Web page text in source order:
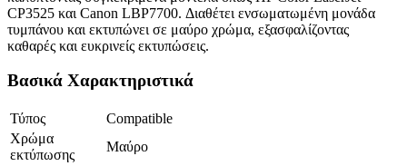
CP3525 και Canon LBP7700. Διαθέτει ενσωματωμένη μονάδα
τυμπάνου και εκτυπώνει σε μαύρο χρώμα, εξασφαλίζοντας
καθαρές και ευκρινείς εκτυπώσεις.
Βασικά Χαρακτηριστικά
Τύπος
Compatible
Χρώμα
εκτύπωσης
Μαύρο